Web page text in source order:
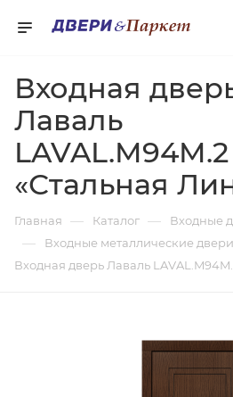
Входная
Лаваль
LAVAL.M94M.2
«Стальная
Главная — Каталог — Входные
— Входные металлические
Входная дверь Лаваль